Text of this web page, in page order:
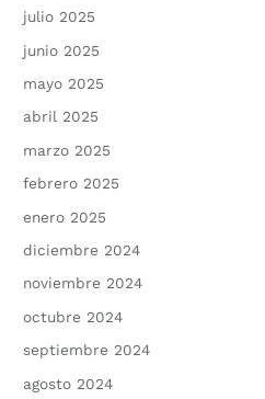
julio 2025
junio 2025
mayo 2025
abril 2025
marzo 2025
febrero 2025
enero 2025
diciembre 2024
noviembre 2024
octubre 2024
septiembre 2024
agosto 2024